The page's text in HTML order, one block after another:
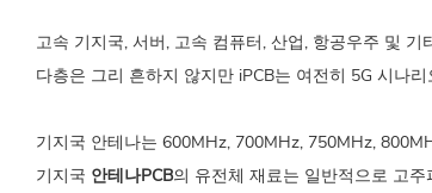
고속 기지국, 서버, 고속 컴퓨터, 산업, 항공우주 및
다층은 그리 흔하지 않지만 iPCB는 여전히 5G 시나
기지국 안테나는 600MHz, 700MHz, 750MHz,
기지국 안테나PCB의 유전체 재료는 일반적으로 고